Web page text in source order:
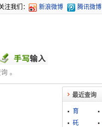
注我们： 新浪微博 腾讯微博
。
最近查询
育
矺